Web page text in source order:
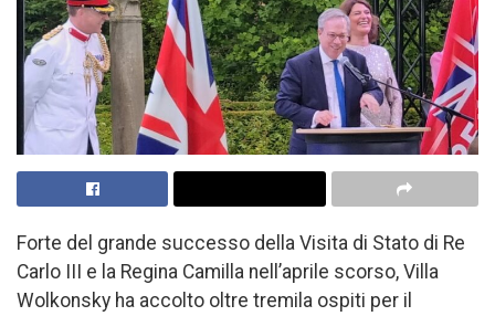
Forte del grande successo della Visita di Stato di Re
Carlo III e la Regina Camilla nell’aprile scorso, Villa
Wolkonsky ha accolto oltre tremila ospiti per il